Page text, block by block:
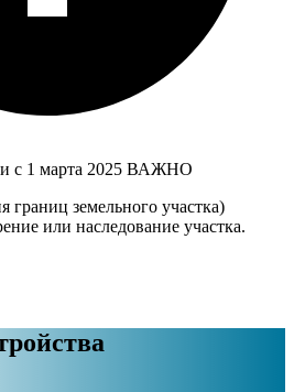
с 1 марта 2025 ВАЖНО
границ земельного участка)
или наследование участка.